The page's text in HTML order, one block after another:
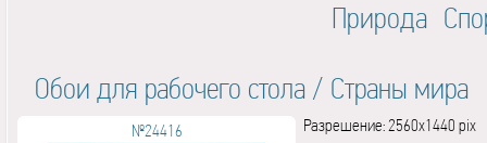
Природа
Обои для рабочего стола / Страны мира
№24416 Разрешение: 2560x1440 pix